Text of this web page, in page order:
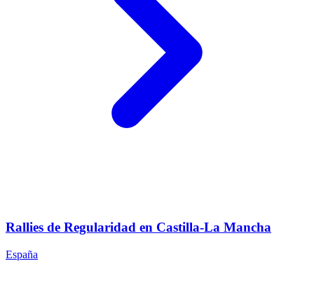
Rallies de Regularidad en Castilla-La Mancha
España